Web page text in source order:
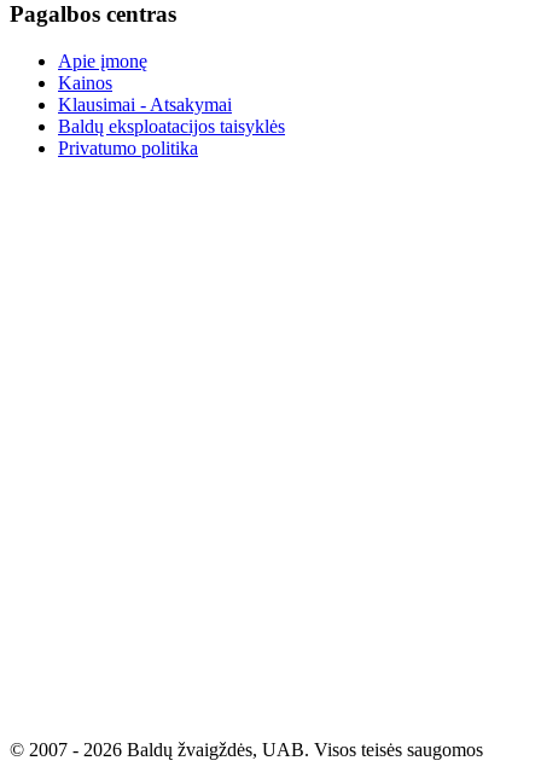
Pagalbos centras
Apie įmonę
Kainos
Klausimai - Atsakymai
Baldų eksploatacijos taisyklės
Privatumo politika
© 2007 - 2026 Baldų žvaigždės, UAB. Visos teisės saugomos